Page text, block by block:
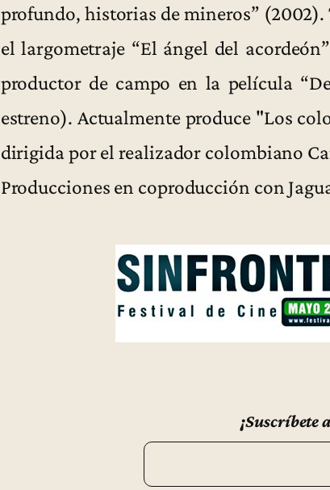
profundo, historias de mineros”
el largometraje “El ángel del
productor de campo en la película
estreno). Actualmente produce "Los
dirigida por el realizador colombiano
Producciones en coproducción con
¡Suscríbete